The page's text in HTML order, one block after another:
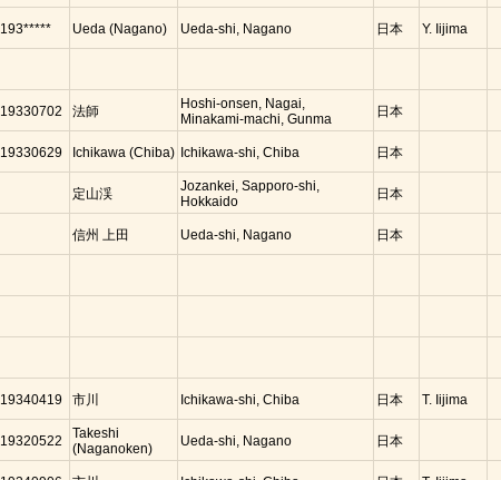
193***** Ueda (Nagano) Ueda-shi, Nagano 日本 Y. Iijima
19330702 法師
Hoshi-onsen, Nagai,
Minakami-machi, Gunma
日本
19330629 Ichikawa (Chiba) Ichikawa-shi, Chiba 日本
定山渓
Jozankei, Sapporo-shi,
Hokkaido
日本
信州 上田 Ueda-shi, Nagano 日本
19340419 市川 Ichikawa-shi, Chiba 日本 T. Iijima
19320522
Takeshi
(Naganoken)
Ueda-shi, Nagano 日本